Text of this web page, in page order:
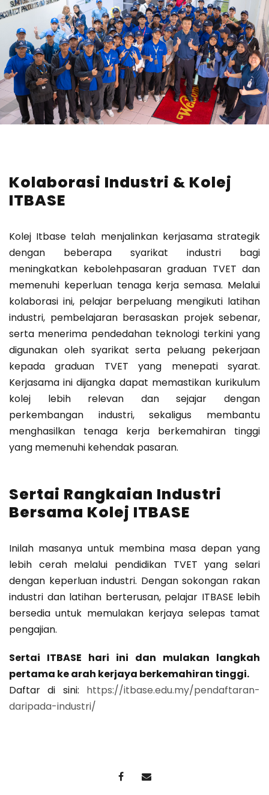
Kolaborasi Industri & Kolej
ITBASE
Kolej Itbase telah menjalinkan kerjasama strategik
dengan beberapa syarikat industri bagi
meningkatkan kebolehpasaran graduan TVET dan
memenuhi keperluan tenaga kerja semasa. Melalui
kolaborasi ini, pelajar berpeluang mengikuti latihan
industri, pembelajaran berasaskan projek sebenar,
serta menerima pendedahan teknologi terkini yang
digunakan oleh syarikat serta peluang pekerjaan
kepada graduan TVET yang menepati syarat.
Kerjasama ini dijangka dapat memastikan kurikulum
kolej lebih relevan dan sejajar dengan
perkembangan industri, sekaligus membantu
menghasilkan tenaga kerja berkemahiran tinggi
yang memenuhi kehendak pasaran.
Sertai Rangkaian Industri
Bersama Kolej ITBASE
Inilah masanya untuk membina masa depan yang
lebih cerah melalui pendidikan TVET yang selari
dengan keperluan industri. Dengan sokongan rakan
industri dan latihan berterusan, pelajar ITBASE lebih
bersedia untuk memulakan kerjaya selepas tamat
pengajian.
Sertai ITBASE hari ini dan mulakan langkah
pertama ke arah kerjaya berkemahiran tinggi.
Daftar di sini: https://itbase.edu.my/pendaftaran-
daripada-industri/